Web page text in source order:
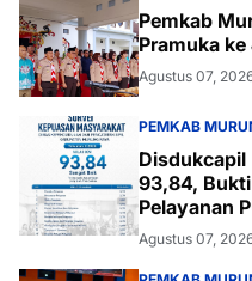
Pemkab
Pramuka
Agustus 07,
PEMKAB
Disdukcapil
93,84,
Pelayanan
Agustus 07,